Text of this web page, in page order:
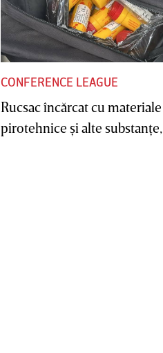
CONFERENCE LEAGUE
Rucsac încărcat cu materiale
pirotehnice şi alte substanţe,